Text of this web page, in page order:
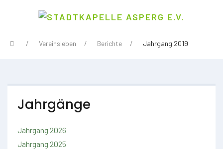
Vereinsleben Berichte Jahrgang 2019
Jahrgänge
Jahrgang 2026
Jahrgang 2025